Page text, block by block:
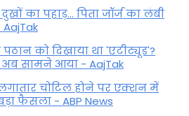
का पहाड़... पिता जॉर्ज का लंबी
को दिखाया था 'एटीट्यूड'?
सामने आया - AajTak
चोटिल होने पर एक्शन में
फैसला - ABP News